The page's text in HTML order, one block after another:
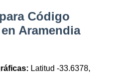
Código
Aramendia
Latitud -33.6378,